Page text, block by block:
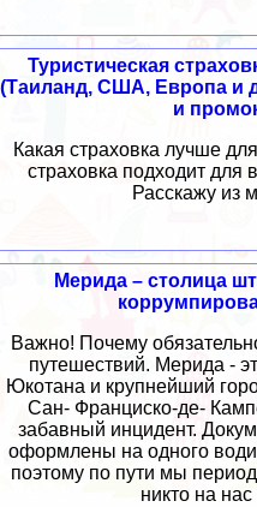
Туристическая
(Таиланд, США, Европа и
и
Какая страховка лучше
страховка подходит для
Расскажу из
Мерида – столица
Важно! Почему
путешествий. Мерида -
Юкотана и крупнейший
Сан- Франциско-де-
забавный инцидент.
оформлены на одного
поэтому по пути мы
никто на